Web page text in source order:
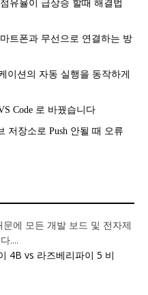
유율이 급상승 할때 해결법
트폰과 무선으로 연결하는 방
이션의 자동 실행을 동작하게
Code 로 바꿨습니다
저장소로 Push 안될 때 오류
에 모든 개발 보드 및 전자제
....
4B vs 라즈베리파이 5 비